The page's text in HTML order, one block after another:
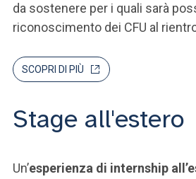
da sostenere per i quali sarà
riconoscimento dei CFU al
SCOPRI DI PIÙ
Stage all'estero
Un’esperienza di internship